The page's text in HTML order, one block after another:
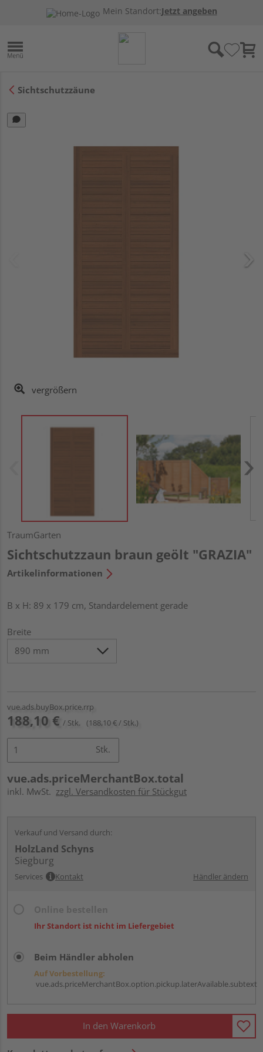
Mein Standort:Jetzt angeben
Sichtschutzzäune
vergrößern
TraumGarten
Sichtschutzzaun braun geölt "GRAZIA"
Artikelinformationen
B x H: 89 x 179 cm, Standardelement gerade
Breite
vue.ads.buyBox.price.rrp
188,10 € / Stk. (188,10 € / Stk.)
Stk.
vue.ads.priceMerchantBox.total
inkl. MwSt. zzgl. Versandkosten für Stückgut
Verkauf und Versand durch:
HolzLand Schyns
Siegburg
Services Kontakt Händler ändern
Ihr Standort ist nicht im Liefergebiet
Beim Händler abholen
Auf Vorbestellung:
vue.ads.priceMerchantBox.option.pickup.laterAvailable.subtext
In den Warenkorb